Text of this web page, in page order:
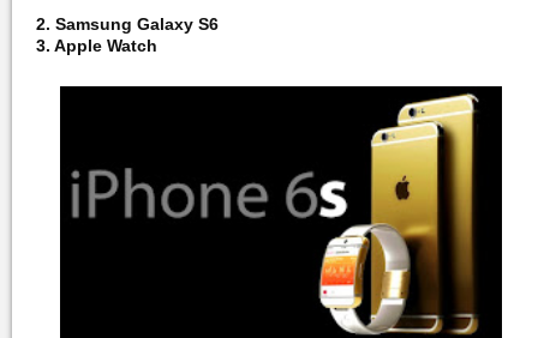
2. Samsung Galaxy S6
3. Apple Watch